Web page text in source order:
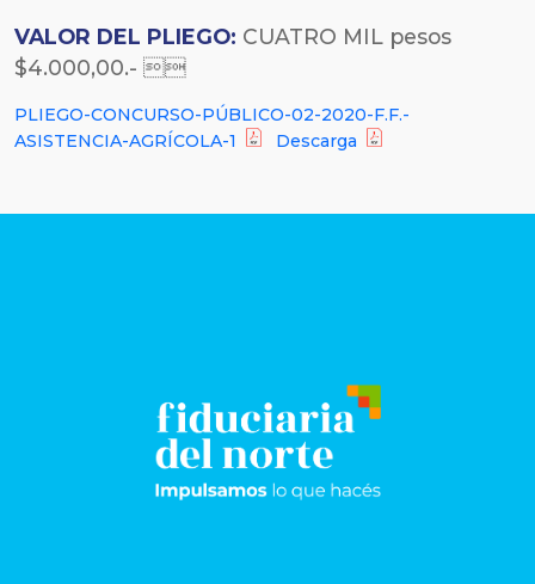
VALOR DEL PLIEGO: CUATRO MIL pesos
$4.000,00.- 
PLIEGO-CONCURSO-PÚBLICO-02-2020-F.F.-
ASISTENCIA-AGRÍCOLA-1
Descarga